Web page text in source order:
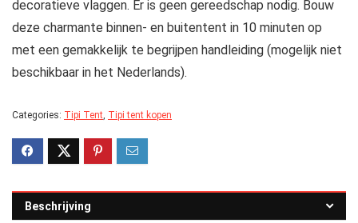
decoratieve vlaggen. Er is geen gereedschap nodig. Bouw
deze charmante binnen- en buitentent in 10 minuten op
met een gemakkelijk te begrijpen handleiding (mogelijk niet
beschikbaar in het Nederlands).
Categories: Tipi Tent Tipi tent kopen
Beschrijving